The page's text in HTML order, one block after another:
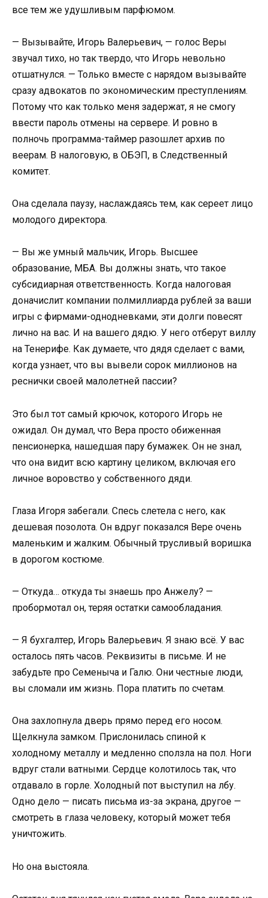
все тем же удушливым парфюмом.
— Вызывайте, Игорь Валерьевич, — голос Веры
звучал тихо, но так твердо, что Игорь невольно
отшатнулся. — Только вместе с нарядом вызывайте
сразу адвокатов по экономическим преступлениям.
Потому что как только меня задержат, я не смогу
ввести пароль отмены на сервере. И ровно в
полночь программа-таймер разошлет архив по
веерам. В налоговую, в ОБЭП, в Следственный
комитет.
Она сделала паузу, наслаждаясь тем, как сереет лицо
молодого директора.
— Вы же умный мальчик, Игорь. Высшее
образование, МБА. Вы должны знать, что такое
субсидиарная ответственность. Когда налоговая
доначислит компании полмиллиарда рублей за ваши
игры с фирмами-однодневками, эти долги повесят
лично на вас. И на вашего дядю. У него отберут виллу
на Тенерифе. Как думаете, что дядя сделает с вами,
когда узнает, что вы вывели сорок миллионов на
реснички своей малолетней пассии?
Это был тот самый крючок, которого Игорь не
ожидал. Он думал, что Вера просто обиженная
пенсионерка, нашедшая пару бумажек. Он не знал,
что она видит всю картину целиком, включая его
личное воровство у собственного дяди.
Глаза Игоря забегали. Спесь слетела с него, как
дешевая позолота. Он вдруг показался Вере очень
маленьким и жалким. Обычный трусливый воришка
в дорогом костюме.
— Откуда… откуда ты знаешь про Анжелу? —
пробормотал он, теряя остатки самообладания.
— Я бухгалтер, Игорь Валерьевич. Я знаю всё. У вас
осталось пять часов. Реквизиты в письме. И не
забудьте про Семеныча и Галю. Они честные люди,
вы сломали им жизнь. Пора платить по счетам.
Она захлопнула дверь прямо перед его носом.
Щелкнула замком. Прислонилась спиной к
холодному металлу и медленно сползла на пол. Ноги
вдруг стали ватными. Сердце колотилось так, что
отдавало в горле. Холодный пот выступил на лбу.
Одно дело — писать письма из-за экрана, другое —
смотреть в глаза человеку, который может тебя
уничтожить.
Но она выстояла.